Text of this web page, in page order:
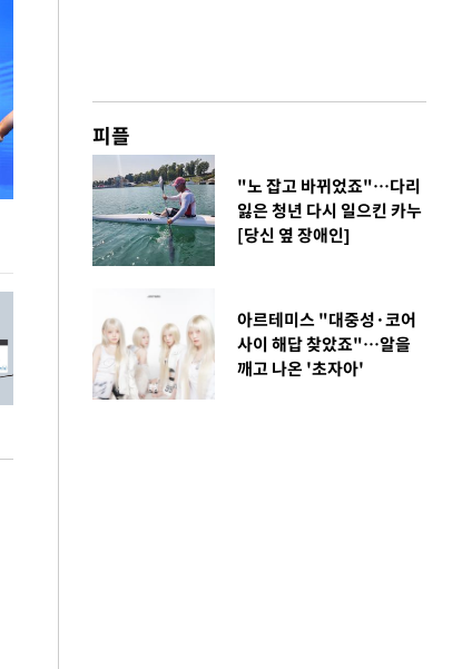
청와대 일주일 사진으로 보는
피플
"노 잡고 바뀌었죠"…다리
잃은 청년 다시 일으킨 카누
[당신 옆 장애인]
아르테미스 "대중성·코어
사이 해답 찾았죠"…알을
깨고 나온 '초자아'